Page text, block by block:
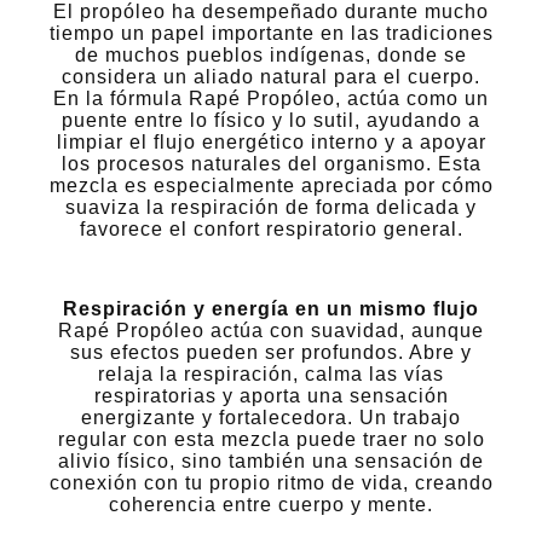
El propóleo ha desempeñado durante mucho
tiempo un papel importante en las tradiciones
de muchos pueblos indígenas, donde se
considera un aliado natural para el cuerpo.
En la fórmula Rapé Propóleo, actúa como un
puente entre lo físico y lo sutil, ayudando a
limpiar el flujo energético interno y a apoyar
los procesos naturales del organismo. Esta
mezcla es especialmente apreciada por cómo
suaviza la respiración de forma delicada y
favorece el confort respiratorio general.
Respiración y energía en un mismo flujo
Rapé Propóleo actúa con suavidad, aunque
sus efectos pueden ser profundos. Abre y
relaja la respiración, calma las vías
respiratorias y aporta una sensación
energizante y fortalecedora. Un trabajo
regular con esta mezcla puede traer no solo
alivio físico, sino también una sensación de
conexión con tu propio ritmo de vida, creando
coherencia entre cuerpo y mente.